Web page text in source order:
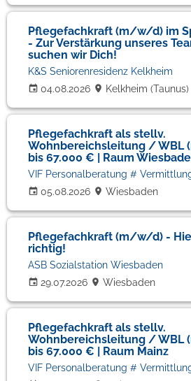
Pflegefachkraft (m/w/d) im
- Zur Verstärkung unseres
suchen wir Dich!
04.08.2026
K&S Seniorenresidenz Kelkheim
Kelkheim (Taunus)
Pflegefachkraft als stellv.
Wohnbereichsleitung / WBL
bis 67.000 € | Raum
05.08.2026
Wiesbaden
Pflegefachkraft (m/w/d) -
richtig!
29.07.2026
ASB Sozialstation Wiesbaden
Wiesbaden
Pflegefachkraft als stellv.
Wohnbereichsleitung / WBL
bis 67.000 € | Raum Mainz